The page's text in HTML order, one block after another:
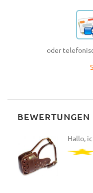
oder
BEWERTUNGEN
Hallo,